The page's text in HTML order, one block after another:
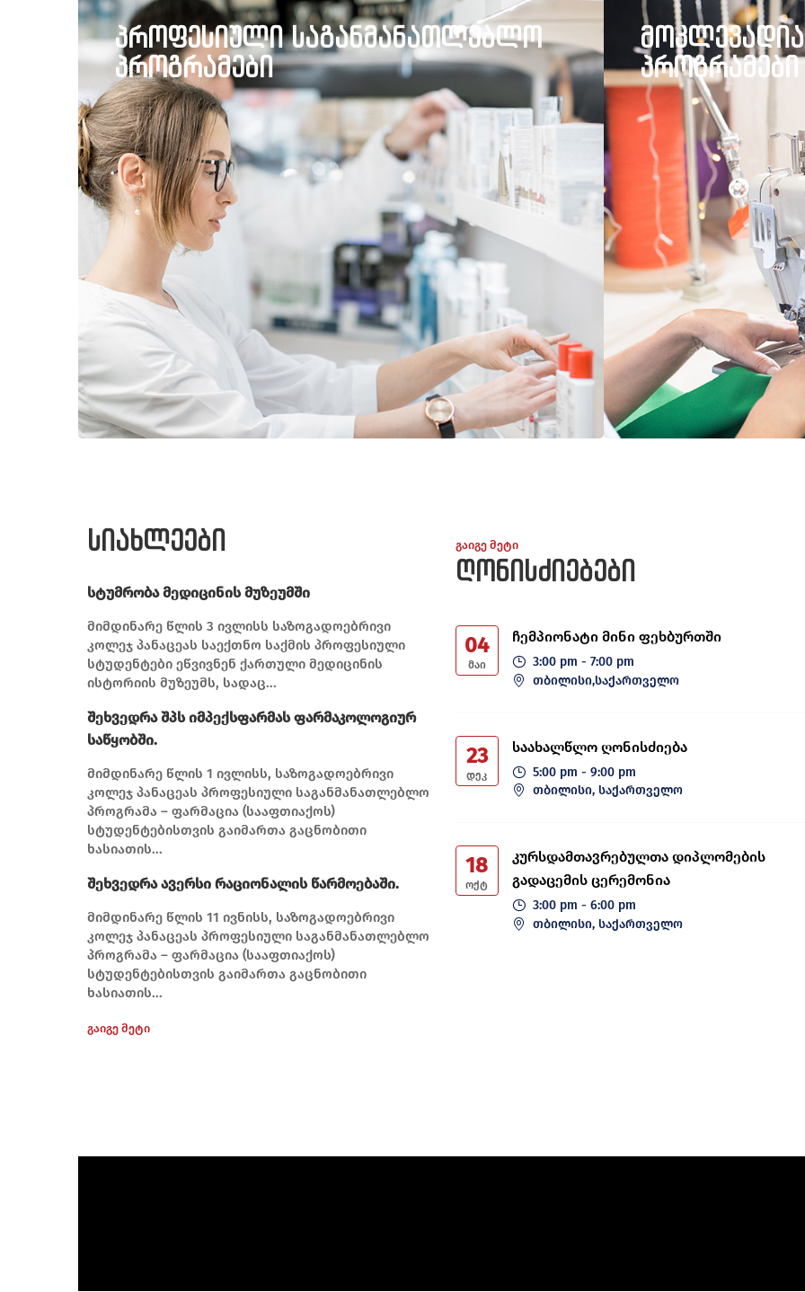
პროფესიული საგანმანათლებლო
პროგრამები
პროგრამები
სიახლეები
სტუმრობა მედიცინის მუზეუმში
მიმდინარე წლის 3 ივლისს საზოგადოებრივი
კოლეჯ პანაცეას საექთნო საქმის პროფესიული
სტუდენტები ეწვივნენ ქართული მედიცინის
ისტორიის მუზეუმს, სადაც...
შეხვედრა შპს იმპექსფარმას ფარმაკოლოგიურ
საწყობში.
მიმდინარე წლის 1 ივლისს, საზოგადოებრივი
კოლეჯ პანაცეას პროფესიული საგანმანათლებლო
პროგრამა – ფარმაცია (სააფთიაქოს)
სტუდენტებისთვის გაიმართა გაცნობითი
ხასიათის...
შეხვედრა ავერსი რაციონალის წარმოებაში.
მიმდინარე წლის 11 ივნისს, საზოგადოებრივი
კოლეჯ პანაცეას პროფესიული საგანმანათლებლო
პროგრამა – ფარმაცია (სააფთიაქოს)
სტუდენტებისთვის გაიმართა გაცნობითი
ხასიათის...
გაიგე მეტი
გაიგე მეტი
ღონისძიებები
04
ᲛᲐᲘ
ჩემპიონატი მინი ფეხბურთში
3:00 pm - 7:00 pm
თბილისი,საქართველო
23
ᲓᲔᲙ
საახალწლო ღონისძიება
5:00 pm - 9:00 pm
თბილისი, საქართველო
18
ᲝᲥᲢ
კურსდამთავრებულთა დიპლომების
გადაცემის ცერემონია
3:00 pm - 6:00 pm
თბილისი, საქართველო